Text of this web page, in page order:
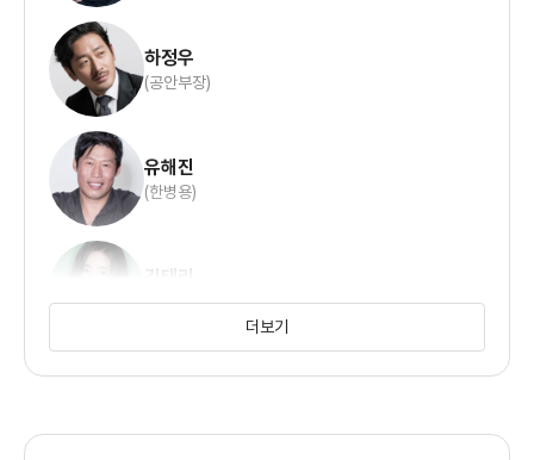
하정우
(공안부장)
유해진
(한병용)
김태리
(연희)
더보기